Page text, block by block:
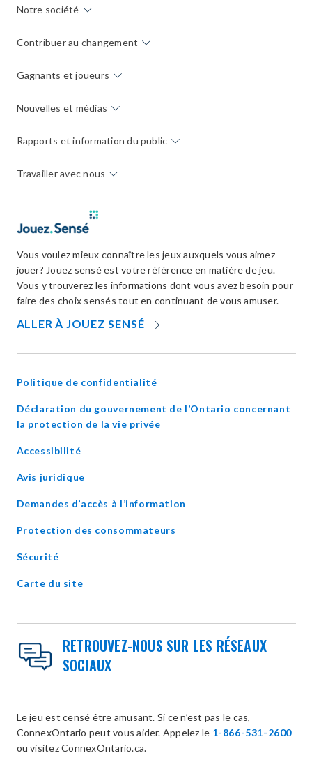
Notre société
Contribuer au changement
Gagnants et joueurs
Nouvelles et médias
Rapports et information du public
Travailler avec nous
Vous voulez mieux connaître les jeux auxquels vous aimez
jouer? Jouez sensé est votre référence en matière de jeu.
Vous y trouverez les informations dont vous avez besoin pour
faire des choix sensés tout en continuant de vous amuser.
ALLER À JOUEZ SENSÉ
NEW
Politique de confidentialité
Déclaration du gouvernement de l’Ontario concernant
la protection de la vie privéeopens
Accessibilité
Avis juridique
Demandes d’accès à l’information
Protection des consommateurs
Sécurité
Carte du site
RETROUVEZ-NOUS SUR LES RÉSEAUX
SOCIAUX
Le jeu est censé être amusant. Si ce n’est pas le cas,
ConnexOntario peut vous aider. Appelez le 1-866-531-2600
ou visitez ConnexOntario.ca.